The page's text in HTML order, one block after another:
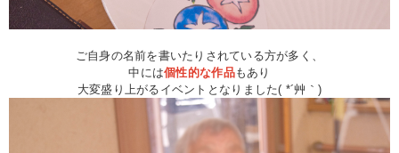
ご自身の名前を書いたりされている方が多く、
中には個性的な作品もあり
大変盛り上がるイベントとなりました( *´艸｀)